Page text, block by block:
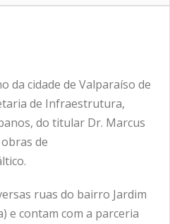
da cidade de Valparaíso de
de Infraestrutura,
do titular Dr. Marcus
de
ruas do bairro Jardim
e contam com a parceria